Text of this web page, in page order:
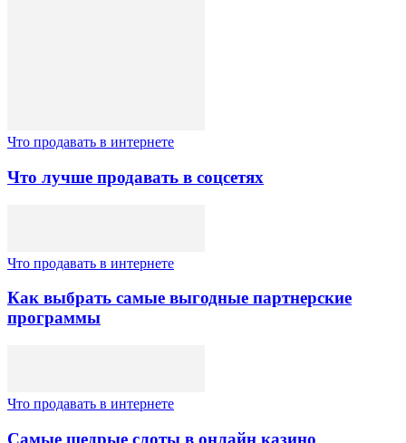
Что продавать в интернете
Что лучше продавать в соцсетях
Что продавать в интернете
Как выбрать самые выгодные партнерские
программы
Что продавать в интернете
Самые щедрые слоты в онлайн казино